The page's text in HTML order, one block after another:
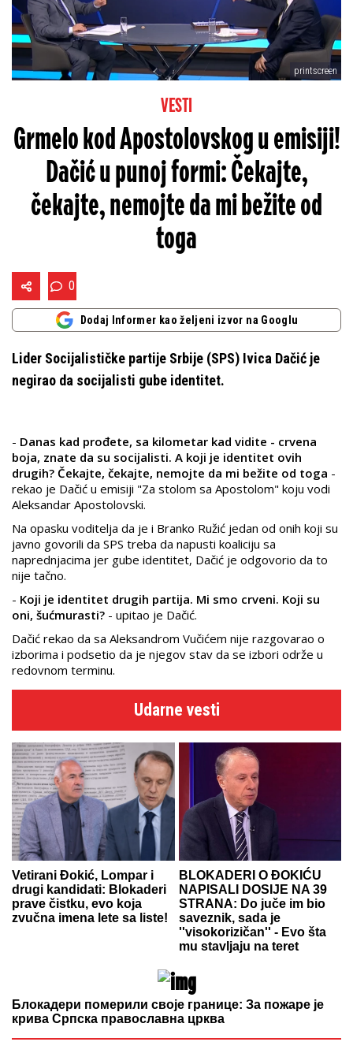
printscreen
VESTI
Grmelo kod Apostolovskog u emisiji!
Dačić u punoj formi: Čekajte,
čekajte, nemojte da mi bežite od
toga
0
Dodaj Informer kao željeni izvor na Googlu
Lider Socijalističke partije Srbije (SPS) Ivica Dačić je
negirao da socijalisti gube identitet.
- Danas kad prođete, sa kilometar kad vidite - crvena
boja, znate da su socijalisti. A koji je identitet ovih
drugih? Čekajte, čekajte, nemojte da mi bežite od toga -
rekao je Dačić u emisiji "Za stolom sa Apostolom" koju vodi
Aleksandar Apostolovski.
Na opasku voditelja da je i Branko Ružić jedan od onih koji su
javno govorili da SPS treba da napusti koaliciju sa
naprednjacima jer gube identitet, Dačić je odgovorio da to
nije tačno.
- Koji je identitet drugih partija. Mi smo crveni. Koji su
oni, šućmurasti? - upitao je Dačić.
Dačić rekao da sa Aleksandrom Vučićem nije razgovarao o
izborima i podsetio da je njegov stav da se izbori održe u
redovnom terminu.
Udarne vesti
Vetirani Đokić, Lompar i
drugi kandidati: Blokaderi
prave čistku, evo koja
zvučna imena lete sa liste!
BLOKADERI O ĐOKIĆU
NAPISALI DOSIJE NA 39
STRANA: Do juče im bio
saveznik, sada je
''visokorizičan'' - Evo šta
mu stavljaju na teret
Блокадери померили своје границе: За пожаре је
крива Српска православна црква